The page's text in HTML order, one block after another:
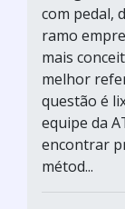
com pedal,
ramo
mais
melhor
questão é
equipe da
encontrar
métod...